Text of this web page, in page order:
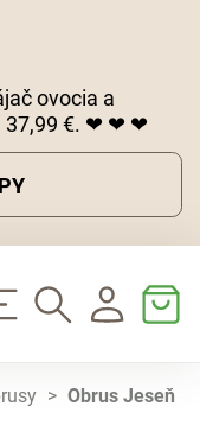
ovocia a
37,99 €. ❤ ❤ ❤
> Obrus Jeseň